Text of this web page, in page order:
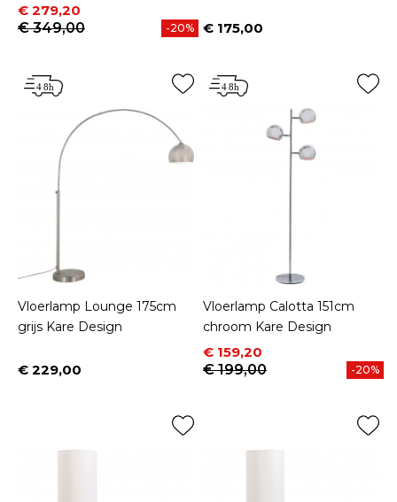
Prijs
€ 279,20
Normale prijs
€ 349,00
-20% Prijs
€ 175,00
Vloerlamp Lounge 175cm
grijs Kare Design
Prijs
€ 229,00
Vloerlamp Calotta 151cm
chroom Kare Design
Prijs
€ 159,20
Normale prijs
€ 199,00
-20%